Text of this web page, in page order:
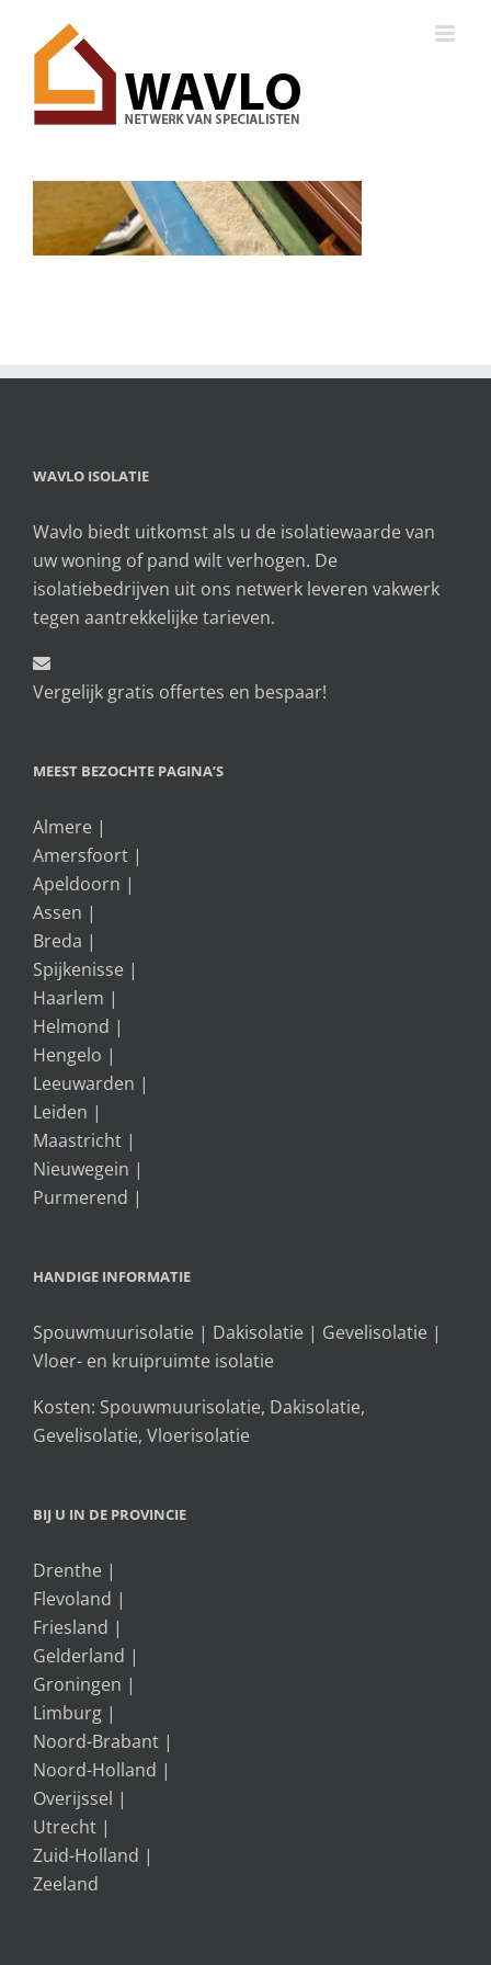
WAVLO ISOLATIE
Wavlo biedt uitkomst als u de isolatiewaarde van
uw woning of pand wilt verhogen. De
isolatiebedrijven uit ons netwerk leveren vakwerk
tegen aantrekkelijke tarieven.
Vergelijk gratis offertes en bespaar!
MEEST BEZOCHTE PAGINA’S
Almere |
Amersfoort |
Apeldoorn |
Assen |
Breda |
Spijkenisse |
Haarlem |
Helmond |
Hengelo |
Leeuwarden |
Leiden |
Maastricht |
Nieuwegein |
Purmerend |
HANDIGE INFORMATIE
Spouwmuurisolatie | Dakisolatie | Gevelisolatie |
Vloer- en kruipruimte isolatie
Kosten: Spouwmuurisolatie, Dakisolatie,
Gevelisolatie, Vloerisolatie
BIJ U IN DE PROVINCIE
Drenthe |
Flevoland |
Friesland |
Gelderland |
Groningen |
Limburg |
Noord-Brabant |
Noord-Holland |
Overijssel |
Utrecht |
Zuid-Holland |
Zeeland